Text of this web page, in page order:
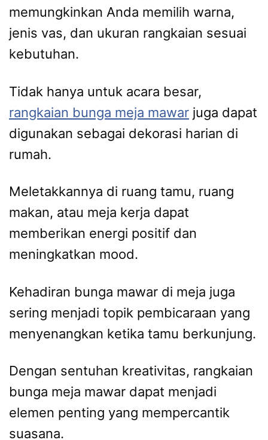
memungkinkan Anda memilih warna,
jenis vas, dan ukuran rangkaian sesuai
kebutuhan.
Tidak hanya untuk acara besar,
rangkaian bunga meja mawar juga dapat
digunakan sebagai dekorasi harian di
rumah.
Meletakkannya di ruang tamu, ruang
makan, atau meja kerja dapat
memberikan energi positif dan
meningkatkan mood.
Kehadiran bunga mawar di meja juga
sering menjadi topik pembicaraan yang
menyenangkan ketika tamu berkunjung.
Dengan sentuhan kreativitas, rangkaian
bunga meja mawar dapat menjadi
elemen penting yang mempercantik
suasana.